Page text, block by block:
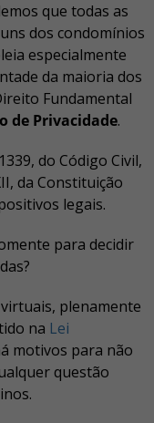
que todas as
dos condomínios
especialmente
da maioria dos
Fundamental
de Privacidade.
do Código Civil,
da Constituição
legais.
para decidir
plenamente
na Lei
motivos para não
questão